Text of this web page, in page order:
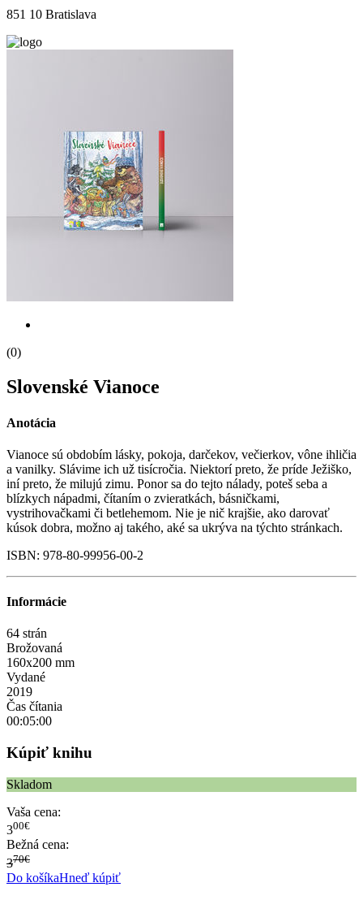
851 10 Bratislava
(0)
Slovenské Vianoce
Anotácia
Vianoce sú obdobím lásky, pokoja, darčekov, večierkov, vône ihličia
a vanilky. Slávime ich už tisícročia. Niektorí preto, že príde Ježiško,
iní preto, že milujú zimu. Ponor sa do tejto nálady, poteš seba a
blízkych nápadmi, čítaním o zvieratkách, básničkami,
vystrihovačkami či betlehemom. Nie je nič krajšie, ako darovať
kúsok dobra, možno aj takého, aké sa ukrýva na týchto stránkach.
ISBN: 978-80-99956-00-2
Informácie
64 strán
Brožovaná
160x200 mm
Vydané
2019
Čas čítania
00:05:00
Kúpiť knihu
Skladom
Vaša cena:
300€
Bežná cena:
370€
Do košíkaHneď kúpiť